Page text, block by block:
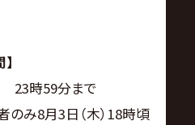
23時59分まで
み8月3日（木）18時頃